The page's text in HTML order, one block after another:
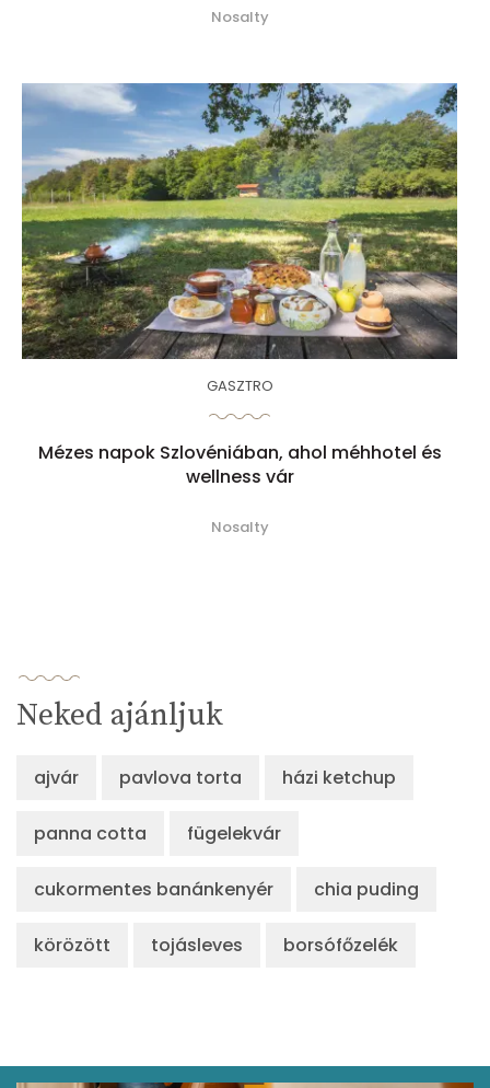
Nosalty
GASZTRO
Mézes napok Szlovéniában, ahol méhhotel és
wellness vár
Nosalty
Neked ajánljuk
ajvár pavlova torta házi ketchup
panna cotta fügelekvár
cukormentes banánkenyér chia puding
körözött tojásleves borsófőzelék